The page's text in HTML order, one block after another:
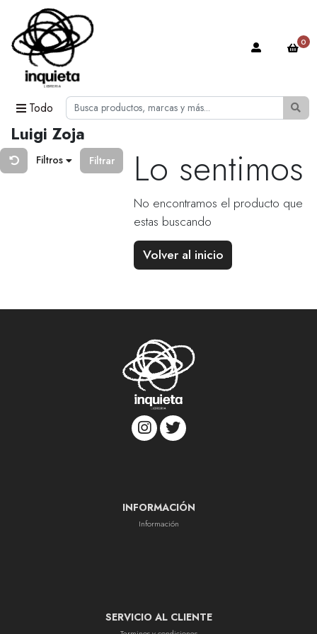
Todo
0
Luigi Zoja
Filtros Filtrar Lo sentimos
No encontramos el producto que
estas buscando
Volver al inicio
INFORMACIÓN
Información
SERVICIO AL CLIENTE